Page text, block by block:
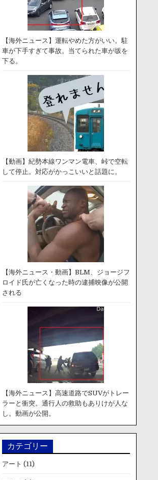
【海外ニュース】運転やめた方がいい。駐
車が下手すぎて事故。当てられた車が坂を
下る。
【動画】紀勢本線ワンマン電車、峠で空転
して停止。対応がかっこいいと話題に。
【海外ニュース・動画】BLM、ジョージフ
ロイド氏が亡くなった時の逮捕映像が公開
される
【海外ニュース】高速道路でSUVがトレー
ラーと衝突。通行人の救助もありけが人な
し。動画が公開。
カテゴリー
アート (11)